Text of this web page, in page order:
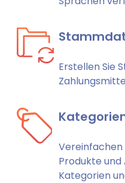
Erstellen Sie
Vereinfachen
Produkte und
Kategorien